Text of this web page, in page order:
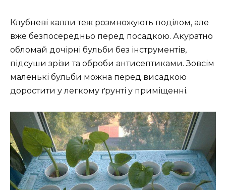
Клубневі калли теж розмножують поділом, але
вже безпосередньо перед посадкою. Акуратно
обломай дочірні бульби без інструментів,
підсуши зрізи та оброби антисептиками. Зовсім
маленькі бульби можна перед висадкою
доростити у легкому ґрунті у приміщенні.